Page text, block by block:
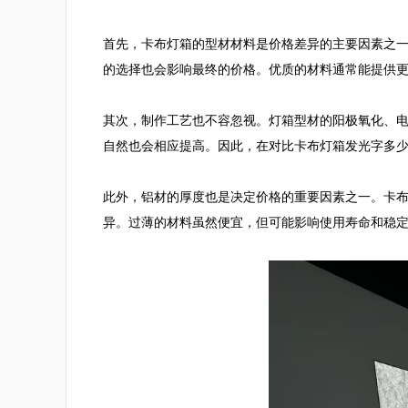
首先，卡布灯箱的型材材料是价格差异的主要因素之
的选择也会影响最终的价格。优质的材料通常能提供
其次，制作工艺也不容忽视。灯箱型材的阳极氧化、
自然也会相应提高。因此，在对比卡布灯箱发光字多
此外，铝材的厚度也是决定价格的重要因素之一。卡
异。过薄的材料虽然便宜，但可能影响使用寿命和稳